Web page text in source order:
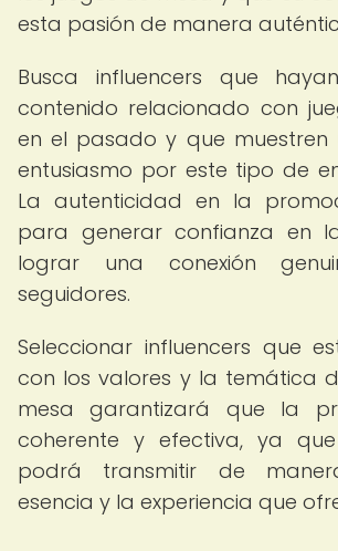
esta pasión de manera
Busca influencers que
contenido relacionado con
en el pasado y que muestren
entusiasmo por este tipo de
La autenticidad en la
para generar confianza en
lograr una conexión
seguidores.
Seleccionar influencers que
con los valores y la temática
mesa garantizará que la
coherente y efectiva, ya
podrá transmitir de
esencia y la experiencia que